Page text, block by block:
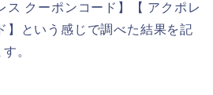
ス クーポンコード】【 アクポレ
】という感じで調べた結果を記
。